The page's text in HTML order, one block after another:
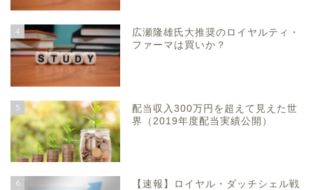
4
広瀬隆雄氏大推奨のロイヤルティ・
ファーマは買いか？
5
配当収入300万円を超えて見えた世
界（2019年度配当実績公開）
6
【速報】ロイヤル・ダッチシェル戦